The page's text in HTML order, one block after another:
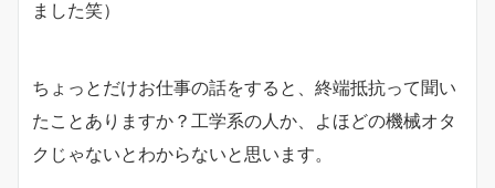
ました笑）
ちょっとだけお仕事の話をすると、終端抵抗って聞い
たことありますか？工学系の人か、よほどの機械オタ
クじゃないとわからないと思います。